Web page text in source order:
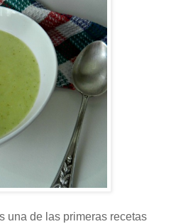
una de las primeras recetas